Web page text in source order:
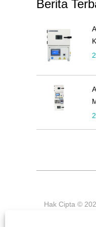
Berita
Hak Cipta ©